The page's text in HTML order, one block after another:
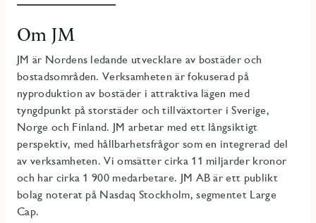
Om JM
JM är Nordens ledande utvecklare av bostäder och
bostadsområden. Verksamheten är fokuserad på
nyproduktion av bostäder i attraktiva lägen med
tyngdpunkt på storstäder och tillväxtorter i Sverige,
Norge och Finland. JM arbetar med ett långsiktigt
perspektiv, med hållbarhetsfrågor som en integrerad del
av verksamheten. Vi omsätter cirka 11 miljarder kronor
och har cirka 1 900 medarbetare. JM AB är ett publikt
bolag noterat på Nasdaq Stockholm, segmentet Large
Cap.